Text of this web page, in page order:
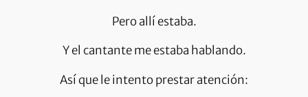
Pero allí estaba.
Y el cantante me estaba hablando.
Así que le intento prestar atención: